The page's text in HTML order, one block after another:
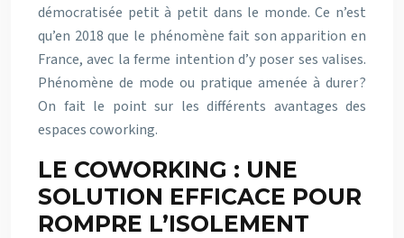
démocratisée petit à petit dans le monde. Ce n’est
qu’en 2018 que le phénomène fait son apparition en
France, avec la ferme intention d’y poser ses valises.
Phénomène de mode ou pratique amenée à durer ?
On fait le point sur les différents avantages des
espaces coworking.
LE COWORKING : UNE
SOLUTION EFFICACE POUR
ROMPRE L’ISOLEMENT